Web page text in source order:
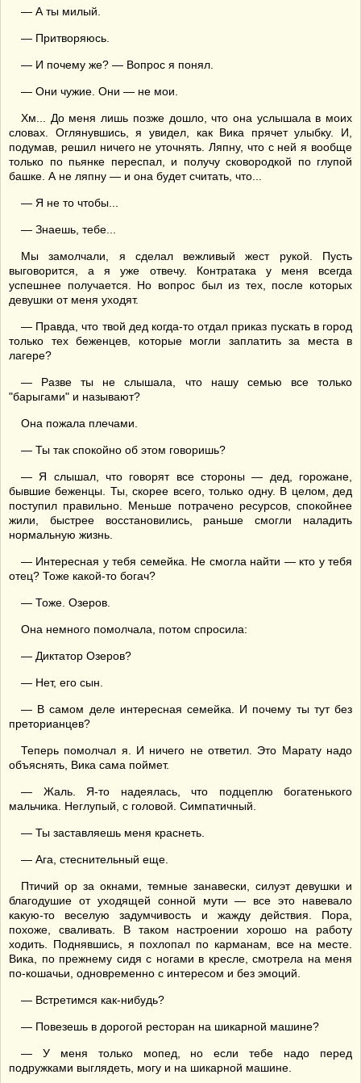
— А ты милый.
— Притворяюсь.
— И почему же? — Вопрос я понял.
— Они чужие. Они — не мои.
Хм... До меня лишь позже дошло, что она услышала в моих
словах. Оглянувшись, я увидел, как Вика прячет улыбку. И,
подумав, решил ничего не уточнять. Ляпну, что с ней я вообще
только по пьянке переспал, и получу сковородкой по глупой
башке. А не ляпну — и она будет считать, что...
— Я не то чтобы...
— Знаешь, тебе...
Мы замолчали, я сделал вежливый жест рукой. Пусть
выговорится, а я уже отвечу. Контратака у меня всегда
успешнее получается. Но вопрос был из тех, после которых
девушки от меня уходят.
— Правда, что твой дед когда-то отдал приказ пускать в город
только тех беженцев, которые могли заплатить за места в
лагере?
— Разве ты не слышала, что нашу семью все только
"барыгами" и называют?
Она пожала плечами.
— Ты так спокойно об этом говоришь?
— Я слышал, что говорят все стороны — дед, горожане,
бывшие беженцы. Ты, скорее всего, только одну. В целом, дед
поступил правильно. Меньше потрачено ресурсов, спокойнее
жили, быстрее восстановились, раньше смогли наладить
нормальную жизнь.
— Интересная у тебя семейка. Не смогла найти — кто у тебя
отец? Тоже какой-то богач?
— Тоже. Озеров.
Она немного помолчала, потом спросила:
— Диктатор Озеров?
— Нет, его сын.
— В самом деле интересная семейка. И почему ты тут без
преторианцев?
Теперь помолчал я. И ничего не ответил. Это Марату надо
объяснять, Вика сама поймет.
— Жаль. Я-то надеялась, что подцеплю богатенького
мальчика. Неглупый, с головой. Симпатичный.
— Ты заставляешь меня краснеть.
— Ага, стеснительный еще.
Птичий ор за окнами, темные занавески, силуэт девушки и
благодушие от уходящей сонной мути — все это навевало
какую-то веселую задумчивость и жажду действия. Пора,
похоже, сваливать. В таком настроении хорошо на работу
ходить. Поднявшись, я похлопал по карманам, все на месте.
Вика, по прежнему сидя с ногами в кресле, смотрела на меня
по-кошачьи, одновременно с интересом и без эмоций.
— Встретимся как-нибудь?
— Повезешь в дорогой ресторан на шикарной машине?
— У меня только мопед, но если тебе надо перед
подружками выглядеть, могу и на шикарной машине.